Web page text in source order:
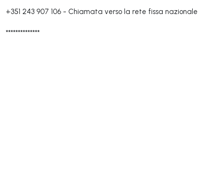
+351 243 907 106 - Chiamata verso la rete fissa nazionale
**************